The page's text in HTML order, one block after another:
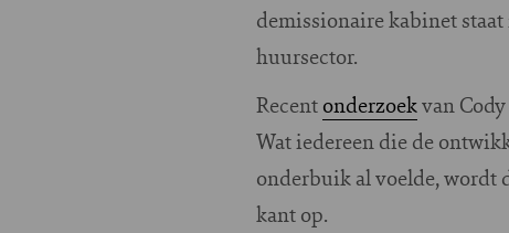
demissionaire kabinet
huursector.
Recentonderzoekvan
Wat iedereen die de
onderbuik al voelde, wordt
kant op.